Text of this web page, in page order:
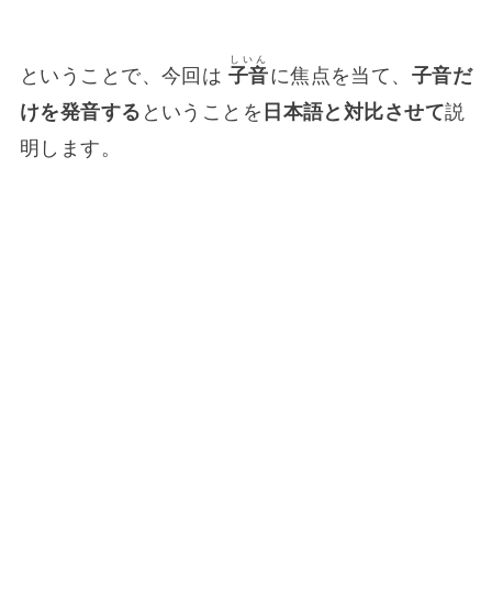
ということで、今回は 子音
しいん
に焦点を当て、 子音だ
けを発音する ということを 日本語と対比させて説
明します。